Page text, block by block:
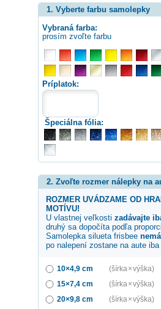
1. Vyberte farbu samolepky
Vybraná farba:
prosím zvoľte farbu
Príplatok:
Špeciálna fólia:
2. Zvoľte rozmer nálepky na
ROZMER UVÁDZAME OD
MOTÍVU!
U vlastnej veľkosti zadávajte
druhý sa dopočíta podľa
Samolepka silueta frisbee
po nalepení zostane na aute
10×4,9 cm (šírka × výška)
15×7,4 cm
(šírka × výška)
20×9,8 cm
(šírka × výška)